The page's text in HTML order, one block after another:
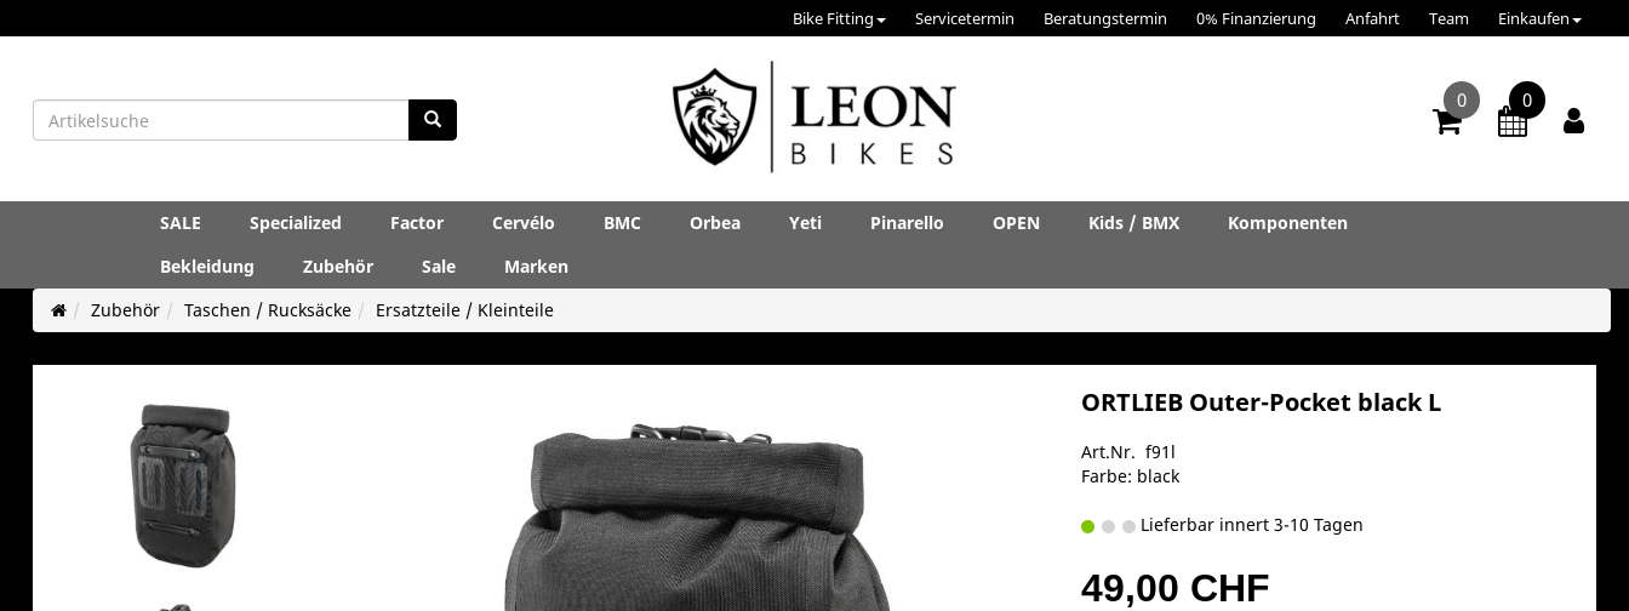
Bike Fitting Servicetermin Beratungstermin 0% Finanzierung Anfahrt Team Einkaufen
0 0
SALE Specialized Factor Cervélo BMC Orbea Yeti Pinarello OPEN Kids / BMX
Komponenten
Bekleidung
Zubehör Sale
Marken
Zubehör
Taschen / Rucksäcke Ersatzteile / Kleinteile
ORTLIEB Outer-Pocket black L
Art.Nr. f91l
Farbe: black
Lieferbar innert 3-10 Tagen
49,00 CHF